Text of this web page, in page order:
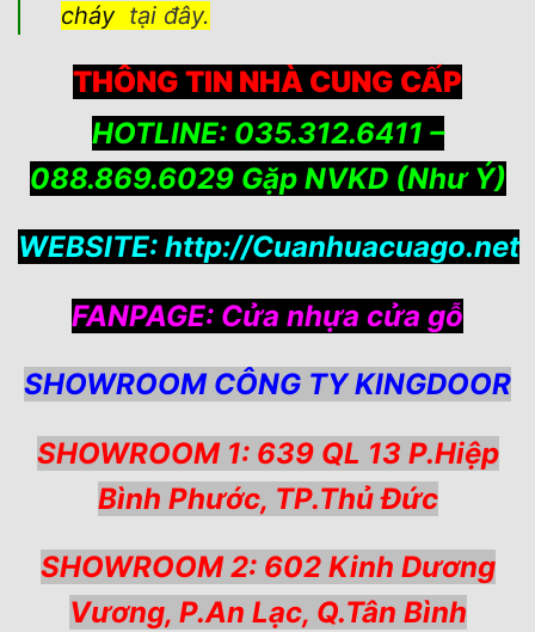
cháytại đây.
THÔNG TIN NHÀ CUNG CẤP
HOTLINE: 035.312.6411 –
088.869.6029 Gặp NVKD (Như Ý)
WEBSITE: http://Cuanhuacuago.net
FANPAGE: Cửa nhựa cửa gỗ
SHOWROOM CÔNG TY KINGDOOR
SHOWROOM 1: 639 QL 13 P.Hiệp
Bình Phước, TP.Thủ Đức
SHOWROOM 2: 602 Kinh Dương
Vương, P.An Lạc, Q.Tân Bình